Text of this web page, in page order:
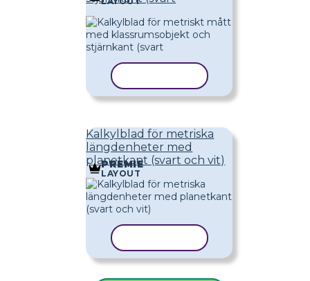
Kalkylblad för metriska
längdenheter med
planetkant (svart och vit)
PREMIE
LAYOUT